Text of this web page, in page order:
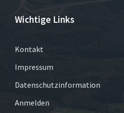
Wichtige Links
Kontakt
Impressum
Datenschutzinformation
Anmelden